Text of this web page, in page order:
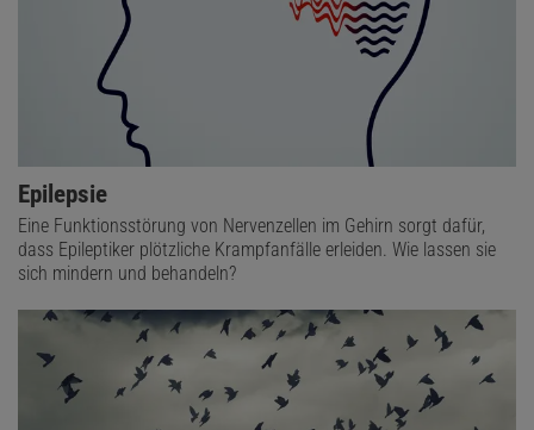
Epilepsie
Eine Funktionsstörung von Nervenzellen im Gehirn sorgt dafür,
dass Epileptiker plötzliche Krampfanfälle erleiden. Wie lassen sie
sich mindern und behandeln?